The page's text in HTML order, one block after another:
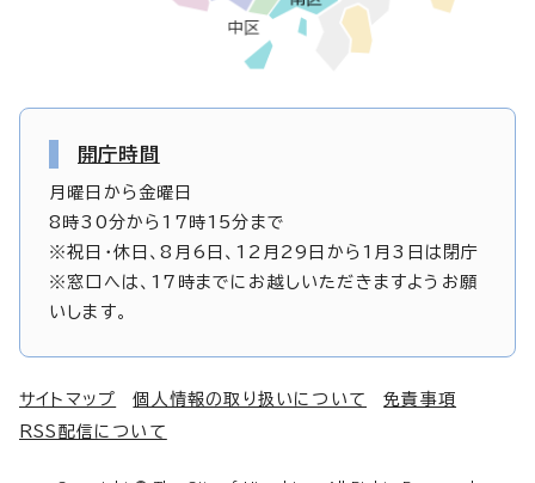
開庁時間
月曜日から金曜日
8時30分から17時15分まで
※祝日・休日、8月6日、12月29日から1月3日は閉庁
※窓口へは、17時までにお越しいただきますようお願
いします。
サイトマップ 個人情報の取り扱いについて
免責事項
RSS配信について